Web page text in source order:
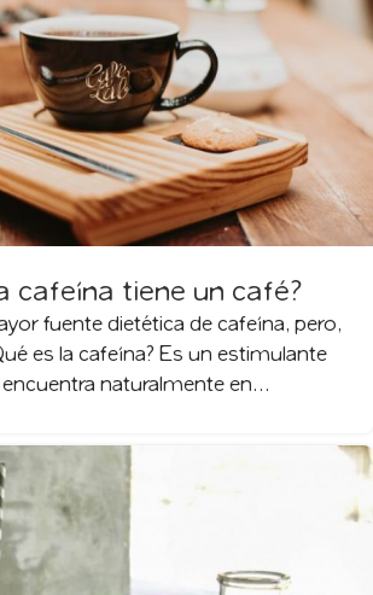
cafeína tiene un café?
fuente dietética de cafeína, pero,
es la cafeína? Es un estimulante
naturalmente en...